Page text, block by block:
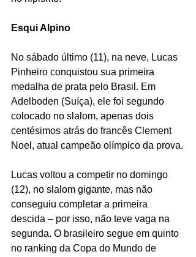
Esqui Alpino
No sábado último (11), na neve, Lucas
Pinheiro conquistou sua primeira
medalha de prata pelo Brasil. Em
Adelboden (Suíça), ele foi segundo
colocado no slalom, apenas dois
centésimos atrás do francês Clement
Noel, atual campeão olímpico da prova.
Lucas voltou a competir no domingo
(12), no slalom gigante, mas não
conseguiu completar a primeira
descida – por isso, não teve vaga na
segunda. O brasileiro segue em quinto
no ranking da Copa do Mundo de